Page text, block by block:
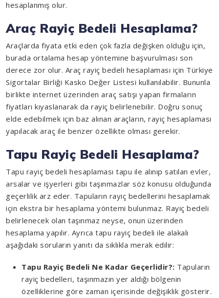
hesaplanmış olur.
Araç Rayiç Bedeli Hesaplama?
Araçlarda fiyata etki eden çok fazla değişken olduğu için,
burada ortalama hesap yöntemine başvurulması son
derece zor olur. Araç rayiç bedeli hesaplaması için Türkiye
Sigortalar Birliği Kasko Değer Listesi kullanılabilir. Bununla
birlikte internet üzerinden araç satışı yapan firmaların
fiyatları kıyaslanarak da rayiç belirlenebilir. Doğru sonuç
elde edebilmek için baz alınan araçların, rayiç hesaplaması
yapılacak araç ile benzer özellikte olması gerekir.
Tapu Rayiç Bedeli Hesaplama?
Tapu rayiç bedeli hesaplaması tapu ile alınıp satılan evler,
arsalar ve işyerleri gibi taşınmazlar söz konusu olduğunda
geçerlilik arz eder. Tapuların rayiç bedellerini hesaplamak
için ekstra bir hesaplama yöntemi bulunmaz. Rayiç bedeli
belirlenecek olan taşınmaz neyse, onun üzerinden
hesaplama yapılır. Ayrıca tapu rayiç bedeli ile alakalı
aşağıdaki soruların yanıtı da sıklıkla merak edilir:
Tapu Rayiç Bedeli Ne Kadar Geçerlidir?: Tapuların
rayiç bedelleri, taşınmazın yer aldığı bölgenin
özelliklerine göre zaman içerisinde değişiklik gösterir.